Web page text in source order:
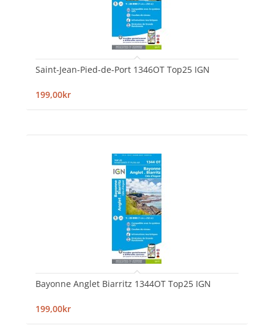
Saint-Jean-Pied-de-Port 1346OT Top25 IGN
199,00kr
Bayonne Anglet Biarritz 1344OT Top25 IGN
199,00kr